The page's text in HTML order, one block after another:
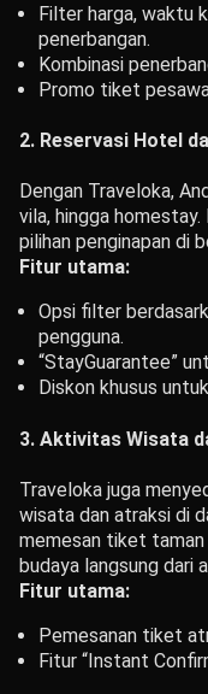
Filter harga, waktu
penerbangan.
Kombinasi
Promo tiket
2. Reservasi Hotel
Dengan Traveloka,
vila, hingga
pilihan penginapan di
Fitur utama:
Opsi filter
pengguna.
“StayGuarantee”
Diskon khusus
3. Aktivitas Wisata
Traveloka juga
wisata dan atraksi di
memesan tiket taman
budaya langsung dari
Fitur utama:
Pemesanan tiket
Fitur “Instant